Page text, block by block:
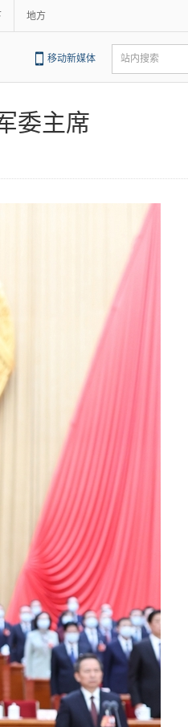
地方
移动新媒体 站内搜索
委主席